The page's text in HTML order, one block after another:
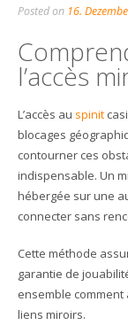
Posted on 16.
l’accès
L’accès au spinit
blocages
contourner ces
indispensable. Un
hébergée sur une
connecter sans
Cette méthode
garantie de
ensemble comment
liens miroirs.